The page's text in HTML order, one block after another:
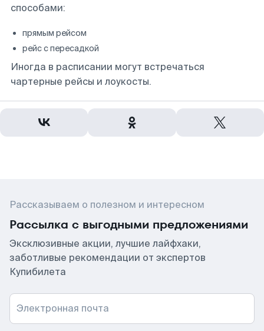
способами:
прямым рейсом
рейс с пересадкой
Иногда в расписании могут встречаться
чартерные рейсы и лоукосты.
Рассказываем о полезном и интересном
Рассылка с выгодными предложениями
Эксклюзивные акции, лучшие лайфхаки,
заботливые рекомендации от экспертов
Купибилета
Электронная почта